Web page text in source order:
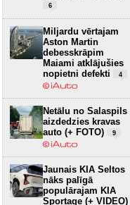
6
Miljardu vērtajam
Aston Martin
debesskrāpim
Maiami atklājušies
nopietni defekti
4
Netālu no Salaspils
aizdedzies kravas
auto (+ FOTO)
9
Jaunais KIA Seltos
nāks palīgā
populārajam KIA
Sportage (+ VIDEO)